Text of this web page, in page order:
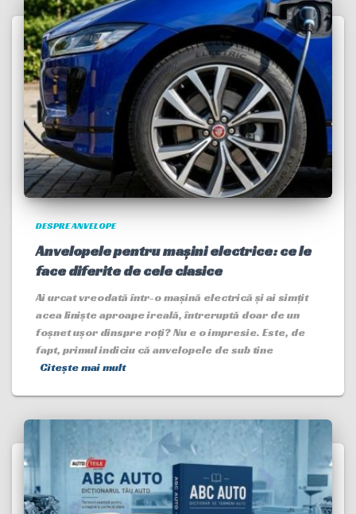
DESPRE ANVELOPE
Anvelopele pentru mașini electrice: ce le
face diferite de cele clasice
Ai urcat vreodată într-o mașină electrică și ai simțit
acea liniște aproape ireală, întreruptă doar de un
foșnet ușor dinspre roți? Nu e o impresie. Este, de
fapt, primul indiciu că anvelopele de sub tine
Citește mai mult